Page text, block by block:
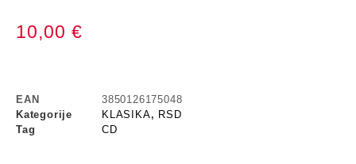
10,00 €
EAN
3850126175048
Kategorije
KLASIKA, RSD
Tag
CD